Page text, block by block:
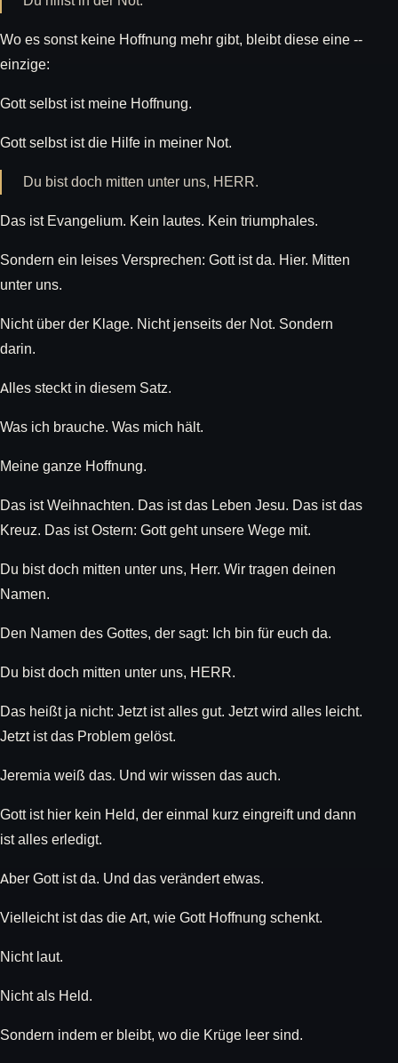
Wo es sonst keine Hoffnung mehr gibt, bleibt diese eine --
einzige:
Gott selbst ist meine Hoffnung.
Gott selbst ist die Hilfe in meiner Not.
Du bist doch mitten unter uns, HERR.
Das ist Evangelium. Kein lautes. Kein triumphales.
Sondern ein leises Versprechen: Gott ist da. Hier. Mitten
unter uns.
Nicht über der Klage. Nicht jenseits der Not. Sondern
darin.
Alles steckt in diesem Satz.
Was ich brauche. Was mich hält.
Meine ganze Hoffnung.
Das ist Weihnachten. Das ist das Leben Jesu. Das ist das
Kreuz. Das ist Ostern: Gott geht unsere Wege mit.
Du bist doch mitten unter uns, Herr. Wir tragen deinen
Namen.
Den Namen des Gottes, der sagt: Ich bin für euch da.
Du bist doch mitten unter uns, HERR.
Das heißt ja nicht: Jetzt ist alles gut. Jetzt wird alles leicht.
Jetzt ist das Problem gelöst.
Jeremia weiß das. Und wir wissen das auch.
Gott ist hier kein Held, der einmal kurz eingreift und dann
ist alles erledigt.
Aber Gott ist da. Und das verändert etwas.
Vielleicht ist das die Art, wie Gott Hoffnung schenkt.
Nicht laut.
Nicht als Held.
Sondern indem er bleibt, wo die Krüge leer sind.